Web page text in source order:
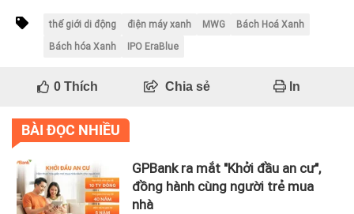
thế giới di động điện máy xanh MWG
Bách Hoá Xanh
Bách hóa Xanh
IPO EraBlue
0Thích Chia sẻ In
BÀI ĐỌC NHIỀU
GPBank ra mắt "Khởi đầu an cư",
đồng hành cùng người trẻ mua
nhà